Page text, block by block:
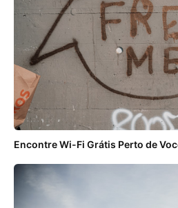
Encontre Wi-Fi Grátis Perto de